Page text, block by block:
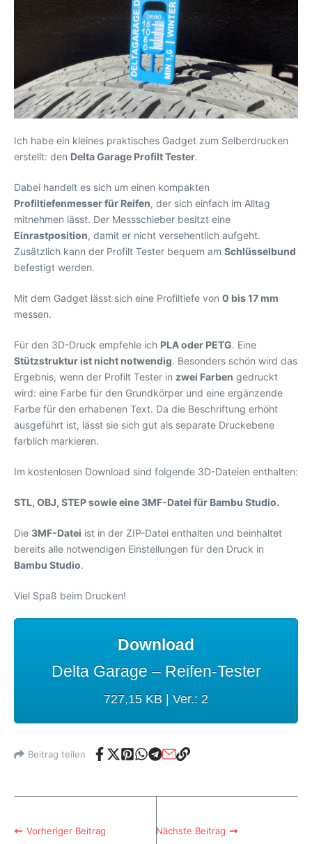
Ich habe ein kleines praktisches Gadget zum Selberdrucken
erstellt: den Delta Garage Profilt Tester.
Dabei handelt es sich um einen kompakten
Profiltiefenmesser für Reifen, der sich einfach im Alltag
mitnehmen lässt. Der Messschieber besitzt eine
Einrastposition, damit er nicht versehentlich aufgeht.
Zusätzlich kann der Profilt Tester bequem am Schlüsselbund
befestigt werden.
Mit dem Gadget lässt sich eine Profiltiefe von 0 bis 17 mm
messen.
Für den 3D-Druck empfehle ich PLA oder PETG. Eine
Stützstruktur ist nicht notwendig. Besonders schön wird das
Ergebnis, wenn der Profilt Tester in zwei Farben gedruckt
wird: eine Farbe für den Grundkörper und eine ergänzende
Farbe für den erhabenen Text. Da die Beschriftung erhöht
ausgeführt ist, lässt sie sich gut als separate Druckebene
farblich markieren.
Im kostenlosen Download sind folgende 3D-Dateien enthalten:
STL, OBJ, STEP sowie eine 3MF-Datei für Bambu Studio.
Die 3MF-Datei ist in der ZIP-Datei enthalten und beinhaltet
bereits alle notwendigen Einstellungen für den Druck in
Bambu Studio.
Viel Spaß beim Drucken!
Download
Delta Garage – Reifen-Tester
727,15 KB | Ver.: 2
Beitrag teilen
Vorheriger Beitrag Nächste Beitrag